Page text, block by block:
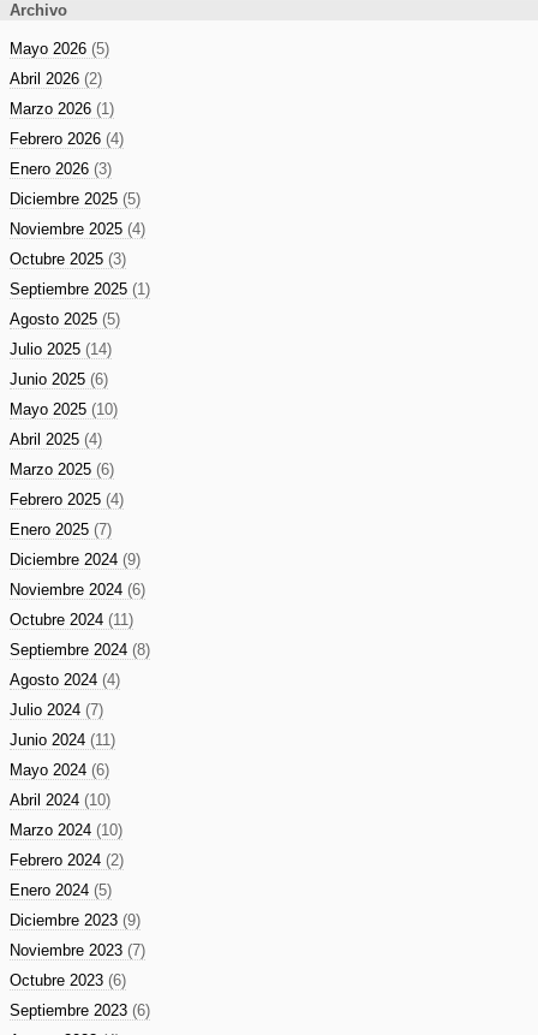
Archivo
Mayo 2026 (5)
Abril 2026 (2)
Marzo 2026 (1)
Febrero 2026 (4)
Enero 2026 (3)
Diciembre 2025 (5)
Noviembre 2025 (4)
Octubre 2025 (3)
Septiembre 2025 (1)
Agosto 2025 (5)
Julio 2025 (14)
Junio 2025 (6)
Mayo 2025 (10)
Abril 2025 (4)
Marzo 2025 (6)
Febrero 2025 (4)
Enero 2025 (7)
Diciembre 2024 (9)
Noviembre 2024 (6)
Octubre 2024 (11)
Septiembre 2024 (8)
Agosto 2024 (4)
Julio 2024 (7)
Junio 2024 (11)
Mayo 2024 (6)
Abril 2024 (10)
Marzo 2024 (10)
Febrero 2024 (2)
Enero 2024 (5)
Diciembre 2023 (9)
Noviembre 2023 (7)
Octubre 2023 (6)
Septiembre 2023 (6)